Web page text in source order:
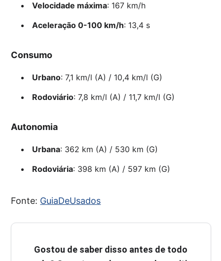
Velocidade máxima: 167 km/h
Aceleração 0-100 km/h: 13,4 s
Consumo
Urbano: 7,1 km/l (A) / 10,4 km/l (G)
Rodoviário: 7,8 km/l (A) / 11,7 km/l (G)
Autonomia
Urbana: 362 km (A) / 530 km (G)
Rodoviária: 398 km (A) / 597 km (G)
Fonte: GuiaDeUsados
Gostou de saber disso antes de todo